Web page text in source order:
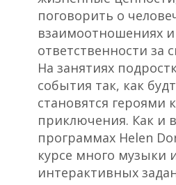
поговорить о
взаимоотношениях и
ответственности за
На занятиях
события так, как
становятся героями
приключения. Как и
программах Helen
курсе много музыки
интерактивных